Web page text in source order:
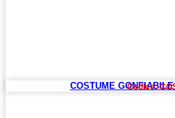
COSTUME Codice: